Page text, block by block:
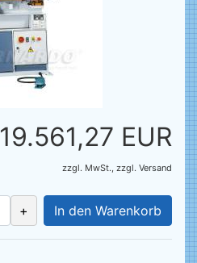
19.561,27 EUR
zzgl. MwSt., zzgl. Versand
+ In den Warenkorb